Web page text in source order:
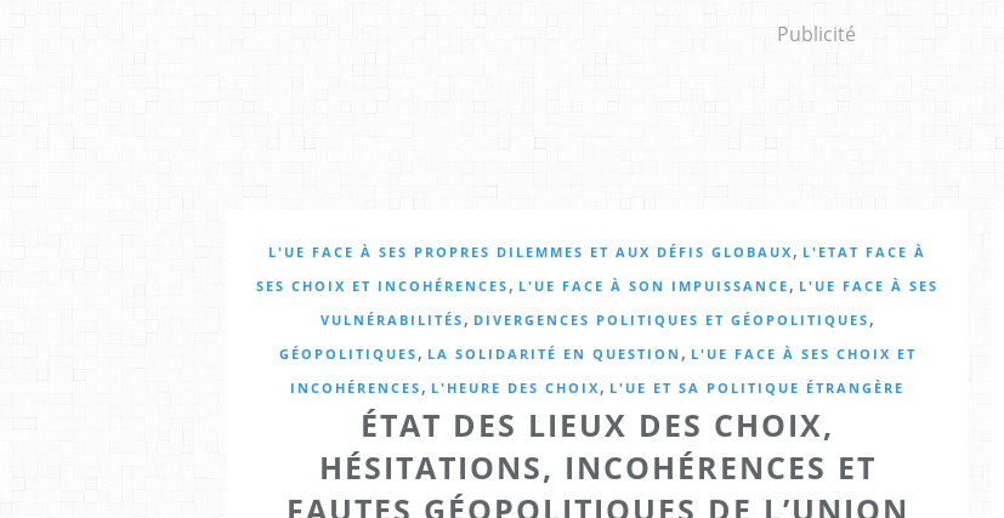
Publicité
L'UE FACE À SES PROPRES DILEMMES ET AUX DÉFIS GLOBAUX , L'ETAT FACE À
SES CHOIX ET INCOHÉRENCES , L'UE FACE À SON IMPUISSANCE , L'UE FACE À SES
VULNÉRABILITÉS , DIVERGENCES POLITIQUES ET GÉOPOLITIQUES ,
GÉOPOLITIQUES , LA SOLIDARITÉ EN QUESTION , L'UE FACE À SES CHOIX ET
INCOHÉRENCES , L'HEURE DES CHOIX , L'UE ET SA POLITIQUE ÉTRANGÈRE
ÉTAT DES LIEUX DES CHOIX,
HÉSITATIONS, INCOHÉRENCES ET
FAUTES GÉOPOLITIQUES DE L’UNION